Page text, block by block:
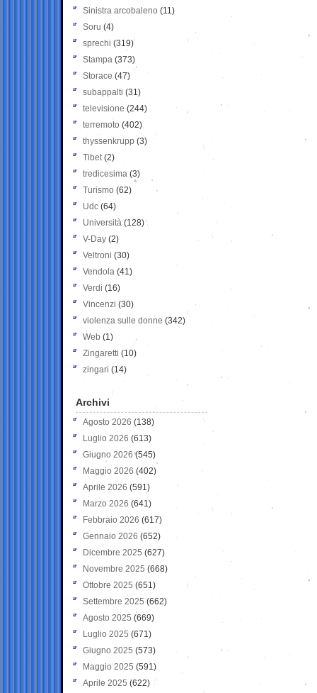
Sinistra arcobaleno (11)
Soru (4)
sprechi (319)
Stampa (373)
Storace (47)
subappalti (31)
televisione(244)
terremoto (402)
thyssenkrupp (3)
Tibet(2)
tredicesima (3)
Turismo (62)
Udc (64)
Università (128)
V-Day (2)
Veltroni (30)
Vendola (41)
Verdi (16)
Vincenzi (30)
violenza sulle donne (342)
Web (1)
Zingaretti (10)
zingari (14)
Archivi
Agosto 2026 (138)
Luglio 2026 (613)
Giugno 2026 (545)
Maggio 2026 (402)
Aprile 2026 (591)
Marzo 2026 (641)
Febbraio 2026 (617)
Gennaio 2026 (652)
Dicembre 2025 (627)
Novembre 2025 (668)
Ottobre 2025 (651)
Settembre 2025 (662)
Agosto 2025 (669)
Luglio 2025 (671)
Giugno 2025 (573)
Maggio 2025 (591)
Aprile 2025 (622)